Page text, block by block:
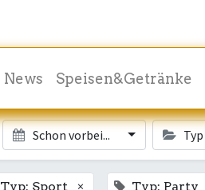
News Speisen&Getränke
Schon vorbei... Typ
Typ: Sport × Typ: Party